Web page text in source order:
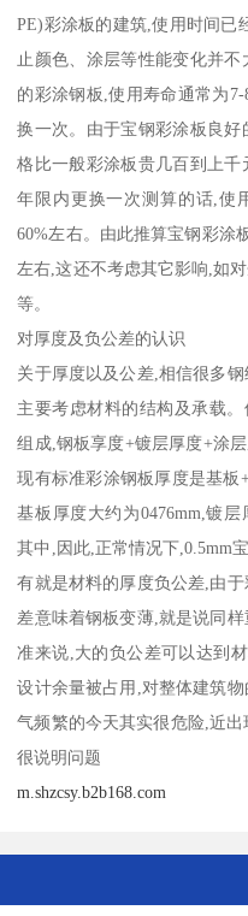
PE)彩涂板的建筑,使用时间已
止颜色、涂层等性能变化并
的彩涂钢板,使用寿命通常为
换一次。由于宝钢彩涂板良
格比一般彩涂板贵几百到上
年限内更换一次测算的话,使
60%左右。由此推算宝钢彩涂
左右,这还不考虑其它影响,如
等。
对厚度及负公差的认识
关于厚度以及公差,相信很多
主要考虑材料的结构及承载
组成,钢板享度+镀层厚度+涂
现有标准彩涂钢板厚度是基板
基板厚度大约为0476mm,镀层
其中,因此,正常情况下,0.5mm
有就是材料的厚度负公差,由
差意味着钢板变薄,就是说同
准来说,大的负公差可以达到
设计余量被占用,对整体建筑
气频繁的今天其实很危险,近
很说明问题
m.shzcsy.b2b168.com